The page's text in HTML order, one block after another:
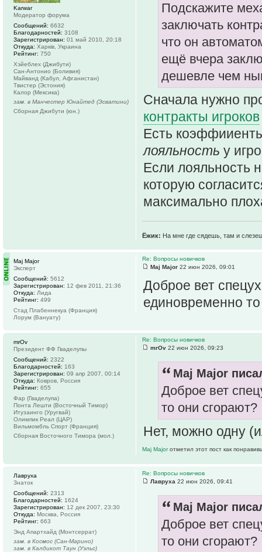
Подскажите
заключать
что он
ещё вчера
дешевле чем
Сначала нужно
контракты игроков
Есть
лояльность у
Если лояльность
которую
максимально
Ёжик: На мне где сядешь, там и
Karwar
Модератор форума
Сообщений: 6632
Благодарностей: 3108
Зарегистрирован: 01 май 2010, 20:18
Откуда: Харків, Украина
Рейтинг: 750
Хэйеблех (Джибути)
Сан-Антонио (Боливия)
Майванд (Кабул, Афганистан)
Твистер (Эстония)
Калор (Мексика)
зам. в Манчестер Юнайтед (Эсватини)
Сборная Джибути (юн.)
Re: Вопросы новичков
Maj Major 22 июн 2026, 09:01
Доброе вет
единовременно
Maj Major
Эксперт
Сообщений: 5612
Зарегистрирован: 12 фев 2011, 21:36
Откуда: Лида
Рейтинг: 499
Стад Плабеннекуа (Франция)
Лорум (Вануату)
Re: Вопросы новичков
mrOv 22 июн 2026, 09:23
Maj Major
Доброе вет
то они сгорают?
Нет, можно одну
Maj Majorотметил этот пост как
mrOv
Президент ФФ Гваделупы
Сообщений: 2322
Благодарностей: 163
Зарегистрирован: 09 апр 2007, 00:14
Откуда: Ковров, Россия
Рейтинг: 655
Фар (Гваделупа)
Понта Лешти (Восточный Тимор)
Итузаинго (Уругвай)
Олимпик Реал (ЦАР)
Вильмомбль Спорт (Франция)
Сборная Восточного Тимора (мол.)
Re: Вопросы новичков
Лавруха 22 июн 2026, 09:41
Maj Major
Доброе вет
то они сгорают?
Лавруха
Знаток
Сообщений: 2313
Благодарностей: 1624
Зарегистрирован: 12 дек 2007, 23:30
Откуда: Москва, Россия
Рейтинг: 663
Энд Апартхайд (Монтсеррат)
зам. в Космос (Сан-Марино)
зам. в Калдикот Таун (Уэльс)